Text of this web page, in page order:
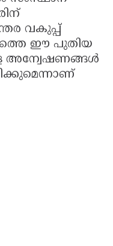
വകുപ്പ്
ഈ പുതിയ
അന്വേഷണങ്ങൾ